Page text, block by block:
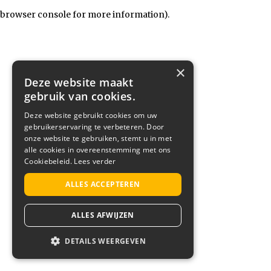
browser console for more information).
×
Deze website maakt
gebruik van cookies.
Deze website gebruikt cookies om uw
gebruikerservaring te verbeteren. Door
onze website te gebruiken, stemt u in met
alle cookies in overeenstemming met ons
Cookiebeleid. Lees verder
ALLES ACCEPTEREN
ALLES AFWIJZEN
DETAILS WEERGEVEN
STRIKT NOODZAKELIJK